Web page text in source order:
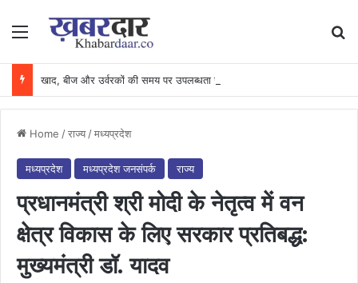
Menu
Home /राज्य /मध्यप्रदेश
मध्यप्रदेश मध्यप्रदेश जनसंपर्क राज्य
प्रधानमंत्री श्री मोदी के नेतृत्व में वन
क्षेत्र विकास के लिए सरकार प्रतिबद्ध:
मुख्यमंत्री डॉ. यादव